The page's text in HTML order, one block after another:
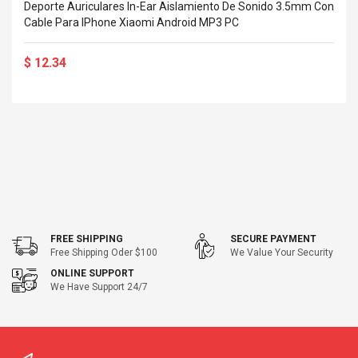
Deporte Auriculares In-Ear Aislamiento De Sonido 3.5mm Con
Cable Para IPhone Xiaomi Android MP3 PC
$ 12.34
FREE SHIPPING
Free Shipping Oder $100
SECURE PAYMENT
We Value Your Security
ONLINE SUPPORT
We Have Support 24/7